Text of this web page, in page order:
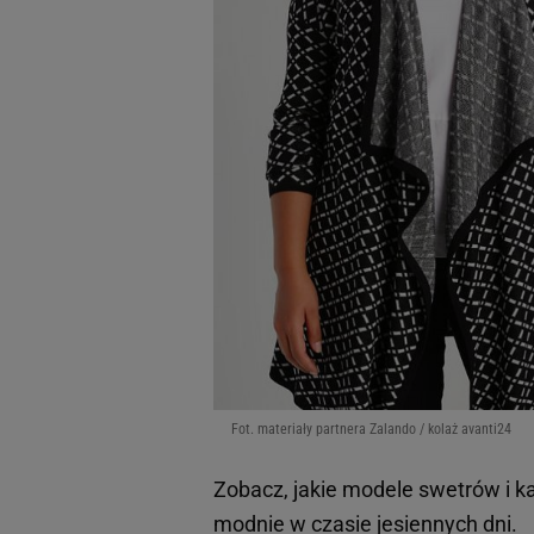
Fot. materiały partnera Zalando / kolaż avanti24
Zobacz, jakie modele swetrów i
modnie w czasie jesiennych dni.